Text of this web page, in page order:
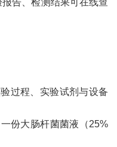
告、检测结果可在线查
过程、实验试剂与设备
份大肠杆菌菌液（25%